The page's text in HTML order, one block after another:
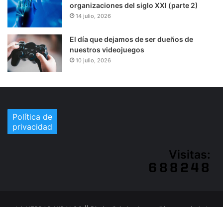
organizaciones del siglo XXI (parte 2)
14 julio, 2026
El día que dejamos de ser dueños de
nuestros videojuegos
10 julio, 2026
Política de
privacidad
Visitas: